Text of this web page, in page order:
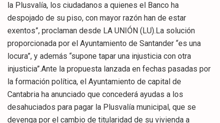
la Plusvalía, los ciudadanos a quienes el Banco ha
despojado de su piso, con mayor razón han de estar
exentos”, proclaman desde LA UNIÓN (LU).La solución
proporcionada por el Ayuntamiento de Santander “es una
locura”, y además “supone tapar una injusticia con otra
injusticia”.Ante la propuesta lanzada en fechas pasadas por
la formación política, el Ayuntamiento de capital de
Cantabria ha anunciado que concederá ayudas a los
desahuciados para pagar la Plusvalía municipal, que se
devenga por el cambio de titularidad de su vivienda a